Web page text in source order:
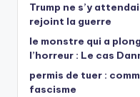
Trump ne s’y
rejoint la guerre
le monstre qui a
l’horreur : Le cas
permis de tuer :
fascisme